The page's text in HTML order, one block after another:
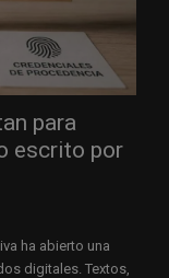
para
escrito por
ha abierto una
digitales. Textos,